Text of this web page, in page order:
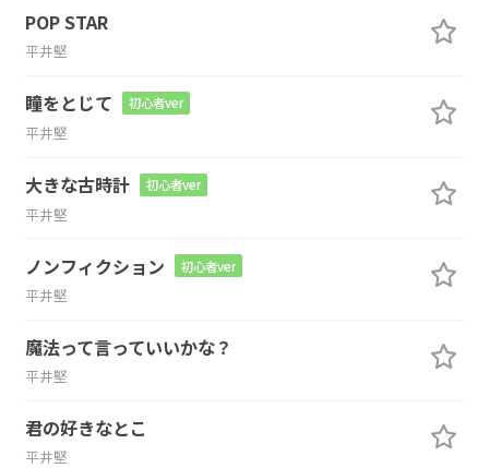
POP STAR
平井堅
瞳をとじて 初心者ver
平井堅
大きな古時計 初心者ver
平井堅
ノンフィクション 初心者ver
平井堅
魔法って言っていいかな？
平井堅
君の好きなとこ
平井堅